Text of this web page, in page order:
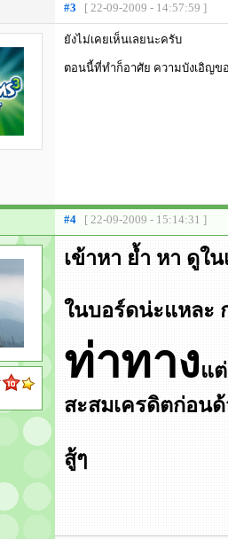
#3 [ 22-09-2009 - 14:57:59 ]
ยังไม่เคยเห็นเลยนะครับ
ตอนนี้ที่ทำก็อาศัย ความบังเอิญขอ
#4 [ 22-09-2009 - 15:14:31 ]
เข้าหา ย้ำ หา ดูใน
ในบอร์ดน่ะแหละ
ท่าทางแ
สะสมเครดิตก่อน
สู้ๆ